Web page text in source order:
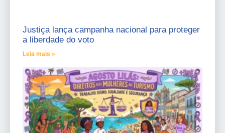
Justiça lança campanha nacional para proteger
a liberdade do voto
Leia mais »